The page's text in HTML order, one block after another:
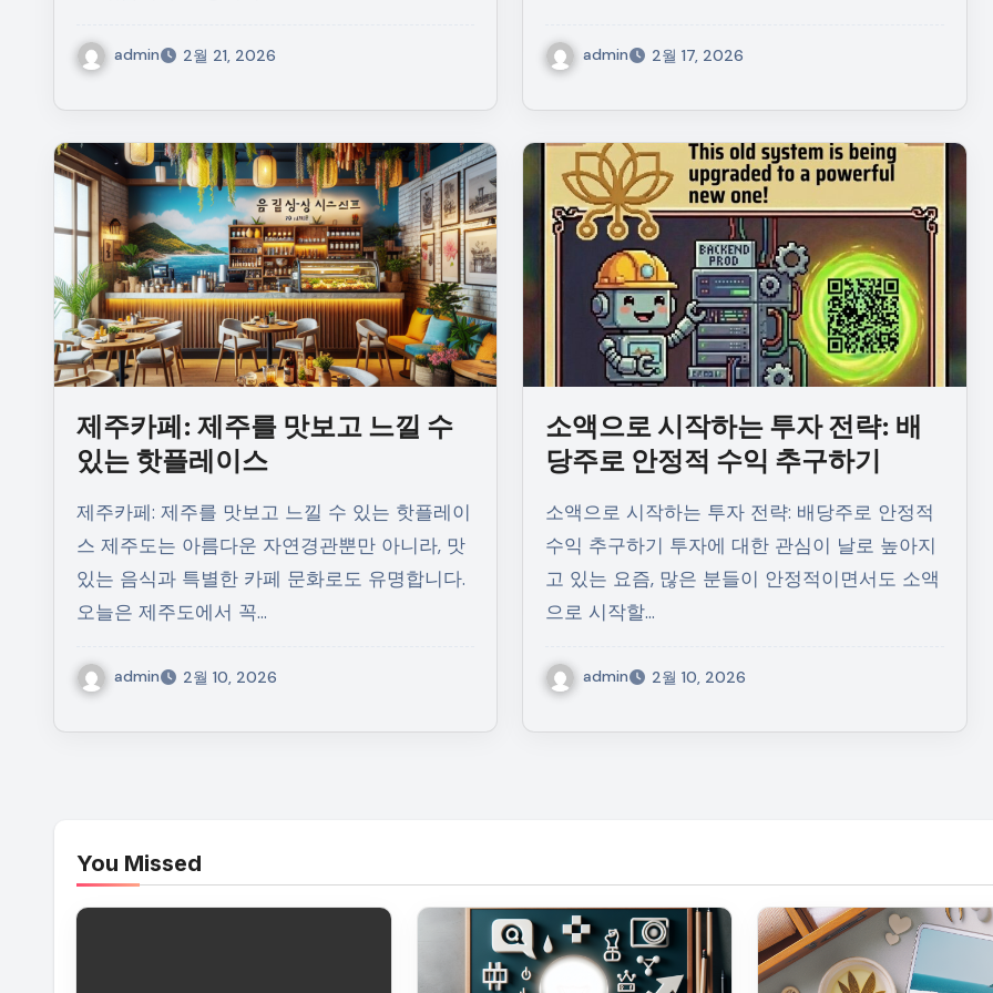
admin 2월 21, 2026 admin 2월 17, 2026
제주카페: 제주를 맛보고 느낄 수
있는 핫플레이스
제주카페: 제주를 맛보고 느낄 수 있는 핫플레이
스 제주도는 아름다운 자연경관뿐만 아니라, 맛
있는 음식과 특별한 카페 문화로도 유명합니다.
오늘은 제주도에서 꼭…
admin 2월 10, 2026
소액으로 시작하는 투자 전략: 배
당주로 안정적 수익 추구하기
소액으로 시작하는 투자 전략: 배당주로 안정적
수익 추구하기 투자에 대한 관심이 날로 높아지
고 있는 요즘, 많은 분들이 안정적이면서도 소액
으로 시작할…
admin 2월 10, 2026
You Missed